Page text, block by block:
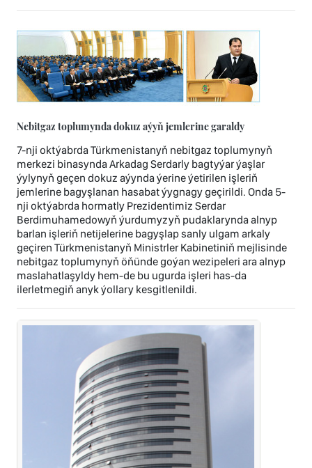
Nebitgaz toplumynda dokuz aýyň jemlerine garaldy
7-nji oktýabrda Türkmenistanyň nebitgaz toplumynyň
merkezi binasynda Arkadag Serdarly bagtyýar ýaşlar
ýylynyň geçen dokuz aýynda ýerine ýetirilen işleriň
jemlerine bagyşlanan hasabat ýygnagy geçirildi. Onda 5-
nji oktýabrda hormatly Prezidentimiz Serdar
Berdimuhamedowyň ýurdumyzyň pudaklarynda alnyp
barlan işleriň netijelerine bagyşlap sanly ulgam arkaly
geçiren Türkmenistanyň Ministrler Kabinetiniň mejlisinde
nebitgaz toplumynyň öňünde goýan wezipeleri ara alnyp
maslahatlaşyldy hem-de bu ugurda işleri has-da
ilerletmegiň anyk ýollary kesgitlenildi.